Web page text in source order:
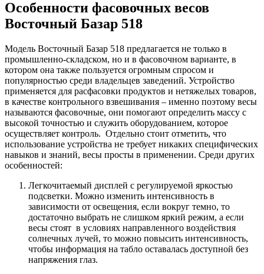
Особенности фасовочных весов
Восточный Базар 518
Модель Восточный Базар 518 предлагается не только в
промышленно-складском, но и в фасовочном варианте, в
котором она также пользуется огромным спросом и
популярностью среди владельцев заведений. Устройство
применяется для расфасовки продуктов и нетяжелых товаров,
в качестве контрольного взвешивания – именно поэтому весы
называются фасовочные, они помогают определить массу с
высокой точностью и служить оборудованием, которое
осуществляет контроль. Отдельно стоит отметить, что
использование устройства не требует никаких специфических
навыков и знаний, весы просты в применении. Среди других
особенностей:
Легкочитаемый дисплей с регулируемой яркостью
подсветки. Можно изменить интенсивность в
зависимости от освещения, если вокруг темно, то
достаточно выбрать не слишком яркий режим, а если
весы стоят в условиях направленного воздействия
солнечных лучей, то можно повысить интенсивность,
чтобы информация на табло оставалась доступной без
напряжения глаз.